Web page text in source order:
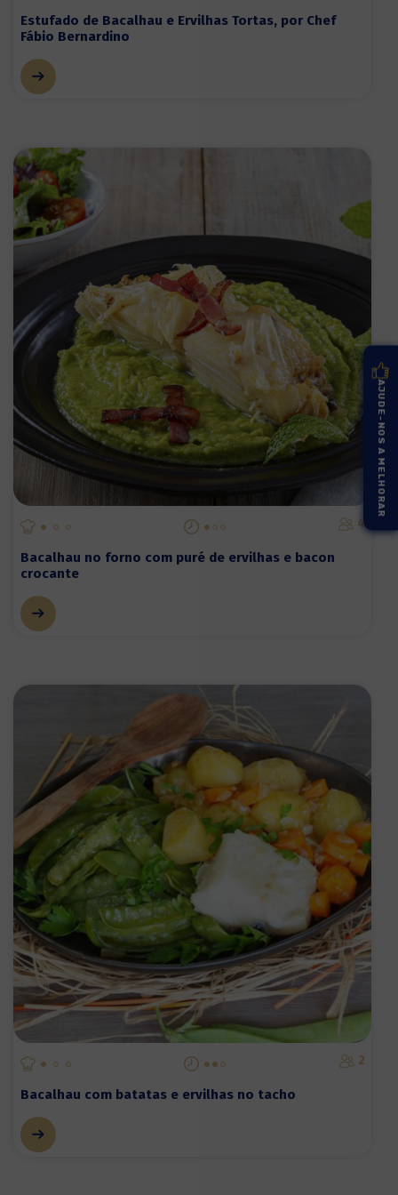
Estufado de Bacalhau e Ervilhas Tortas, por Chef
Fábio Bernardino
4
Bacalhau no forno com puré de ervilhas e bacon
crocante
2
Bacalhau com batatas e ervilhas no tacho
AJUDE-NOS A MELHORAR